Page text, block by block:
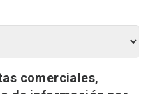
comerciales,